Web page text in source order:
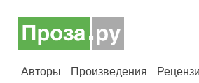
Авторы Произведения